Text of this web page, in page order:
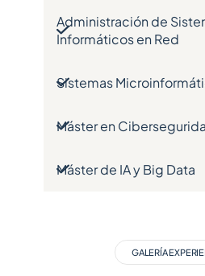
Administración de
Informáticos en Red
Sistemas
Máster en
Máster de IA y Big Data
GALERÍA